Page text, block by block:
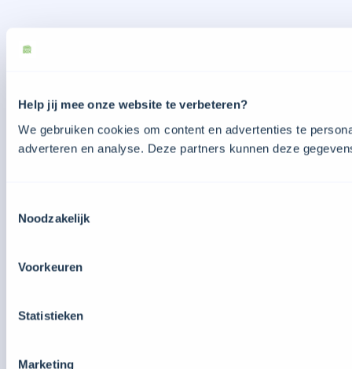
Help jij mee onze website te verbeteren?
We gebruiken cookies om content en advertenties te
adverteren en analyse. Deze partners kunnen deze
Noodzakelijk
Voorkeuren
Statistieken
Marketing